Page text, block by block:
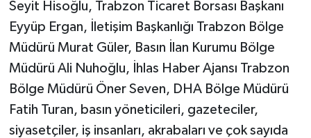
Seyit Hisoğlu, Trabzon Ticaret Borsası Başkanı
Eyyüp Ergan, İletişim Başkanlığı Trabzon Bölge
Müdürü Murat Güler, Basın İlan Kurumu Bölge
Müdürü Ali Nuhoğlu, İhlas Haber Ajansı Trabzon
Bölge Müdürü Öner Seven, DHA Bölge Müdürü
Fatih Turan, basın yöneticileri, gazeteciler,
siyasetçiler, iş insanları, akrabaları ve çok sayıda